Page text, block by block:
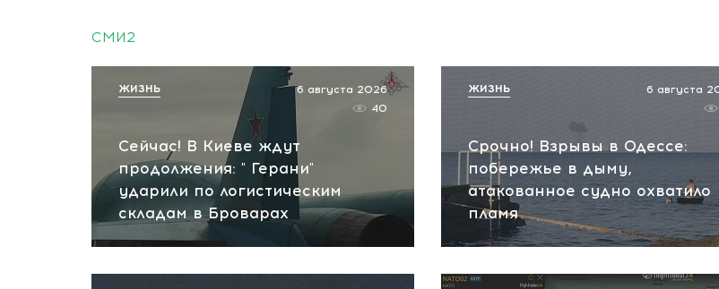
СМИ2
Сейчас! В Киеве ждут
продолжения: " Герани"
ударили по логистическим
складам в Броварах
6 августа 2026
40
ЖИЗНЬ
Срочно! Взрывы в Одессе:
побережье в дыму,
атакованное судно охватило
пламя
6 августа
ЖИЗНЬ